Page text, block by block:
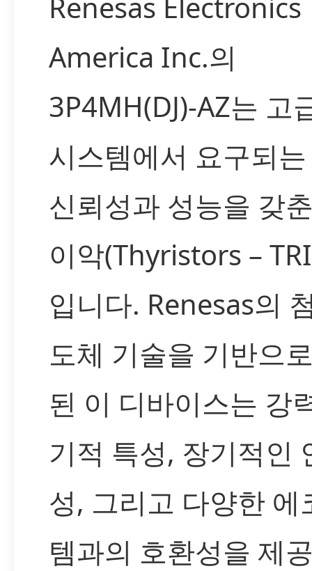
America Inc.의
3P4MH(DJ)-AZ는 고
시스템에서 요구되
신뢰성과 성능을 갖
이악(Thyristors –
입니다. Renesas의
도체 기술을 기반으
된 이 디바이스는 강
기적 특성, 장기적인
성, 그리고 다양한 에
템과의 호환성을 제